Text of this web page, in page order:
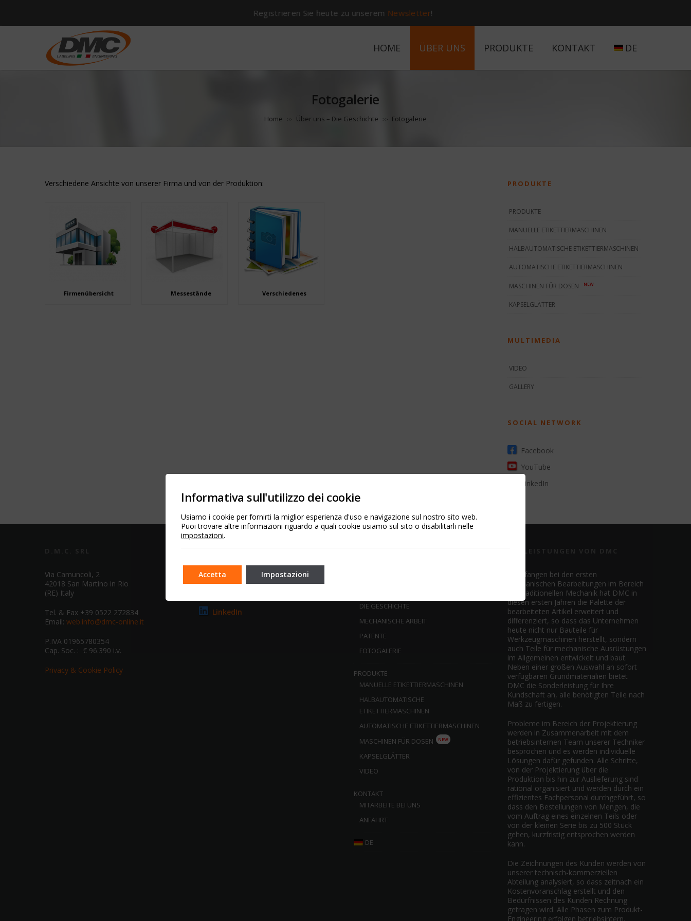
Registrieren Sie heute zu unserem Newsletter!
HOME ÜBER UNS PRODUKTE KONTAKT DE
Fotogalerie
Home >> Über uns – Die Geschichte >> Fotogalerie
Verschiedene Ansichte von unserer Firma und von der Produktion:
Firmenübersicht Messestände Verschiedenes
PRODUKTE
PRODUKTE
MANUELLE ETIKETTIERMASCHINEN
HALBAUTOMATISCHE ETIKETTIERMASCHINEN
AUTOMATISCHE ETIKETTIERMASCHINEN
MASCHINEN FÜR DOSEN NEW
KAPSELGLÄTTER
MULTIMEDIA
VIDEO
GALLERY
SOCIAL NETWORK
Facebook
YouTube
LinkedIn
Via Camuncoli, 2
42018 San Martino in Rio
(RE) Italy
Tel. & Fax +39 0522 272834
Email: web.info@dmc-online.it
P.IVA 01965780354
Cap. Soc. : € 96.390 i.v.
Privacy & Cookie Policy
Facebook
LinkedIn
DIE GESCHICHTE
MECHANISCHE ARBEIT
PATENTE
FOTOGALERIE
PRODUKTE
MANUELLE ETIKETTIERMASCHINEN
HALBAUTOMATISCHE
ETIKETTIERMASCHINEN
AUTOMATISCHE ETIKETTIERMASCHINEN
MASCHINEN FÜR DOSEN
NEW
KAPSELGLÄTTER
VIDEO
KONTAKT
MITARBEITE BEI UNS
ANFAHRT
DE
Angefangen bei den ersten
mechanischen Bearbeitungen im Bereich
der traditionellen Mechanik hat DMC in
diesen ersten Jahren die Palette der
bearbeiteten Artikel erweitert und
differenziert, so dass das Unternehmen
heute nicht nur Bauteile für
Werkzeugmaschinen herstellt, sondern
auch Teile für mechanische Ausrüstungen
im Allgemeinen entwickelt und baut.
Neben einer großen Auswahl an sofort
verfügbaren Grundmaterialien bietet
DMC die Sonderleistung für Ihre
Kundschaft an, alle benötigten Teile nach
Maß zu fertigen.
Probleme im Bereich der Projektierung
werden in Zusammenarbeit mit dem
betriebsinternen Team unserer Techniker
besprochen und es werden individuelle
Lösungen dafür gefunden. Alle Schritte,
von der Projektierung über die
Produktion bis hin zur Auslieferung sind
rational organisiert und werden durch ein
effizientes Fachpersonal durchgeführt, so
dass den Bestellungen von Mengen, die
vom Auftrag eines einzelnen Teils oder
von der kleinen Serie bis zu 500 Stück
gehen, kurzfristig entsprochen werden
kann.
Die Zeichnungen des Kunden werden von
unserer technisch-kommerziellen
Abteilung analysiert, so dass zeitnach ein
Kostenvoranschlag erstellt und den
Bedürfnissen des Kunden Rechnung
getragen wird. Alle Phasen zum Produkt-
Engineering erfolgen betriebsintern.
Informativa sull'utilizzo dei cookie
Usiamo i cookie per fornirti la miglior esperienza d'uso e navigazione sul nostro sito web.
Puoi trovare altre informazioni riguardo a quali cookie usiamo sul sito o disabilitarli nelle
impostazioni.
Accetta Impostazioni